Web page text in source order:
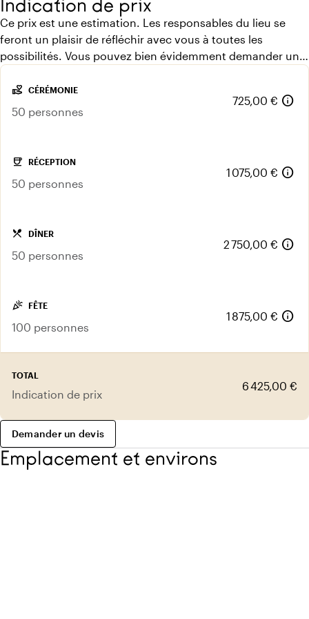
Indication de prix
Ce prix est une estimation. Les responsables du lieu se
feront un plaisir de réfléchir avec vous à toutes les
possibilités. Vous pouvez bien évidemment demander un
volunteer_activism CÉRÉMONIE
50 personnes
725,00 € info
coffee RÉCEPTION
50 personnes
1 075,00 € info
local_dining DÎNER
50 personnes
2 750,00 € info
celebration FÊTE
100 personnes
1 875,00 € info
TOTAL
Indication de prix
6 425,00 €
Demander un devis
Emplacement et environs